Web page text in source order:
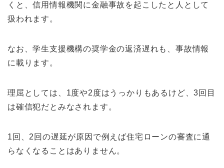
くと、信用情報機関に金融事故を起こしたと人として
扱われます。
なお、学生支援機構の奨学金の返済遅れも、事故情報
に載ります。
理屈としては、1度や2度はうっかりもあるけど、3回目
は確信犯だとみなされます。
1回、2回の遅延が原因で例えば住宅ローンの審査に通
らなくなることはありません。